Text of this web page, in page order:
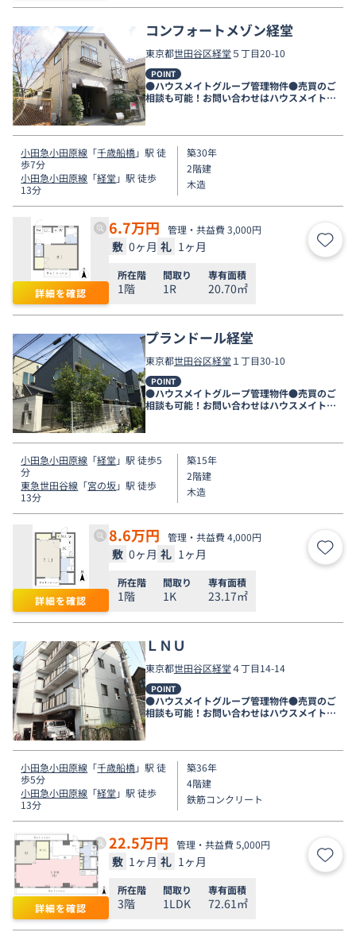
コンフォートメゾン経堂
東京都世田谷区経堂５丁目20-10
POINT
●ハウスメイトグループ管理物件●売買のご
相談も可能！お問い合わせはハウスメイトシ
ョップ下北沢店まで●
小田急小田原線 「千歳船橋」駅 徒
歩7分
小田急小田原線 「経堂」駅 徒歩
13分
築30年
2階建
木造
詳細を確認
6.7万円 管理・共益費 3,000円
敷 0ヶ月 礼 1ヶ月 お気
所在階
1階
間取り
1R
専有面積
20.70㎡
プランドール経堂
東京都世田谷区経堂１丁目30-10
POINT
●ハウスメイトグループ管理物件●売買のご
相談も可能！お問い合わせはハウスメイトシ
ョップ下北沢店まで●
小田急小田原線 「経堂」駅 徒歩5
分
東急世田谷線 「宮の坂」駅 徒歩
13分
築15年
2階建
木造
詳細を確認
8.6万円 管理・共益費 4,000円
敷 0ヶ月 礼 1ヶ月 お気
所在階
1階
間取り
1K
専有面積
23.17㎡
ＬＮＵ
東京都世田谷区経堂４丁目14-14
POINT
●ハウスメイトグループ管理物件●売買のご
相談も可能！お問い合わせはハウスメイトシ
ョップ下北沢店まで●
小田急小田原線 「千歳船橋」駅 徒
歩5分
小田急小田原線 「経堂」駅 徒歩
13分
築36年
4階建
鉄筋コンクリート
詳細を確認
22.5万円 管理・共益費 5,000円
敷 1ヶ月 礼 1ヶ月 お気
所在階
3階
間取り
1LDK
専有面積
72.61㎡